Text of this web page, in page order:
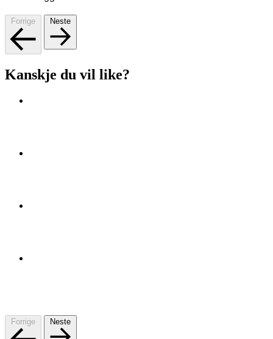
Forrige Neste
Kanskje du vil like?
Forrige Neste